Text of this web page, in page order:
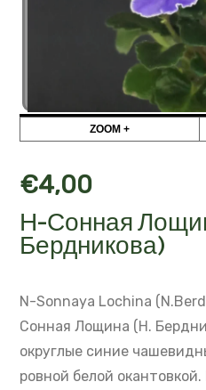
ZOOM +
€4,00
Н-Сонная
Бердникова)
N-Sonnaya Lochina
Сонная Лощина (Н.
округлые синие
ровной белой окантовкой.